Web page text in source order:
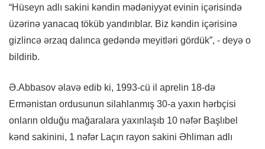
“Hüseyn adlı sakini kəndin mədəniyyət evinin içərisində
üzərinə yanacaq töküb yandırıblar. Biz kəndin içərisinə
gizlincə ərzaq dalınca gedəndə meyitləri gördük”, - deyə o
bildirib.
Ə.Abbasov əlavə edib ki, 1993-cü il aprelin 18-də
Ermənistan ordusunun silahlanmış 30-a yaxın hərbçisi
onların olduğu mağaralara yaxınlaşıb 10 nəfər Başlıbel
kənd sakinini, 1 nəfər Laçın rayon sakini Əhliman adlı